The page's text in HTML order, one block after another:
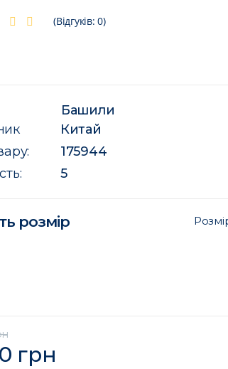
(Відгуків: 0)
Башили
Китай
175944
5
розмір
грн